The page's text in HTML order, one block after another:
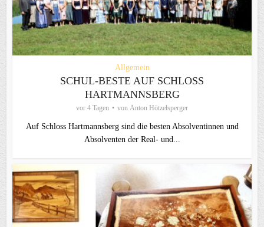
Allgemein
SCHUL-BESTE AUF SCHLOSS
HARTMANNSBERG
vor 4 Tagen von Anton Hötzelsperger
Auf Schloss Hartmannsberg sind die besten Absolventinnen und
Absolventen der Real- und...